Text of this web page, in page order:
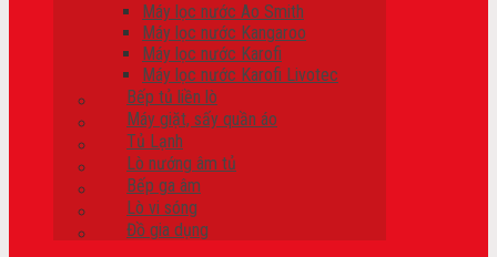
Máy lọc nước Ao Smith
Máy lọc nước Kangaroo
Máy lọc nước Karofi
Máy lọc nước Karofi Livotec
Bếp tủ liền lò
Máy giặt, sấy quần áo
Tủ Lạnh
Lò nướng âm tủ
Bếp ga âm
Lò vi sóng
Đồ gia dụng